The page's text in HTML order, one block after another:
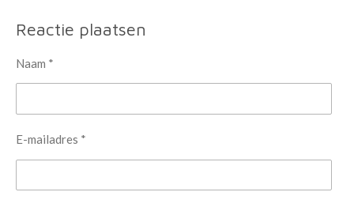
n
l
e
n
Reactie plaatsen
Naam *
E-mailadres *